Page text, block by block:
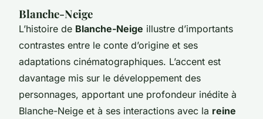
Blanche-Neige
L’histoire de Blanche-Neige illustre d’importants
contrastes entre le conte d’origine et ses
adaptations cinématographiques. L’accent est
davantage mis sur le développement des
personnages, apportant une profondeur inédite à
Blanche-Neige et à ses interactions avec la reine